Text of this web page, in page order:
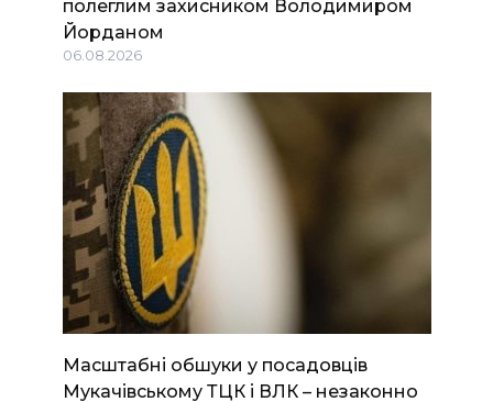
полеглим захисником Володимиром
Йорданом
06.08.2026
Масштабні обшуки у посадовців
Мукачівському ТЦК і ВЛК – незаконно